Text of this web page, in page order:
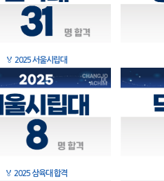
🏅 2025 서울시립대
🏅 2025 삼육대 합격